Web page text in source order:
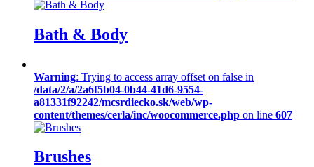
Bath & Body
Warning: Trying to access array offset on false in
/data/2/a/2a6f5b04-0b44-41d6-9554-
a81331f92242/mcsrdiecko.sk/web/wp-
content/themes/cerla/inc/woocommerce.php on line 607
Brushes